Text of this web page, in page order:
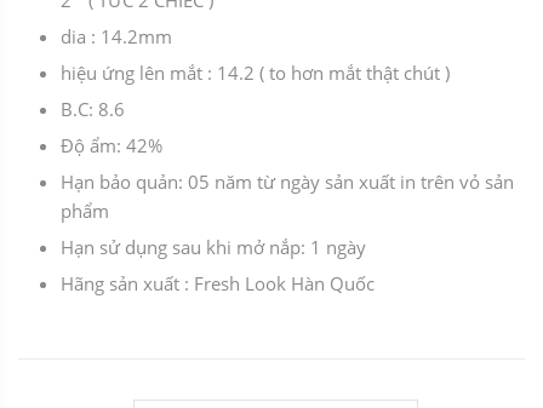
dia : 14.2mm
hiệu ứng lên mắt : 14.2 ( to hơn mắt thật chút )
B.C: 8.6
Độ ẩm: 42%
Hạn bảo quản: 05 năm từ ngày sản xuất in trên vỏ sản
phẩm
Hạn sử dụng sau khi mở nắp: 1 ngày
Hãng sản xuất : Fresh Look Hàn Quốc